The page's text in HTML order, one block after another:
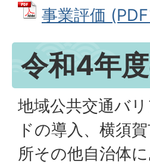
事業評価
令和4年
地域公共交通バ
ドの導入、横須
所その他自治体に